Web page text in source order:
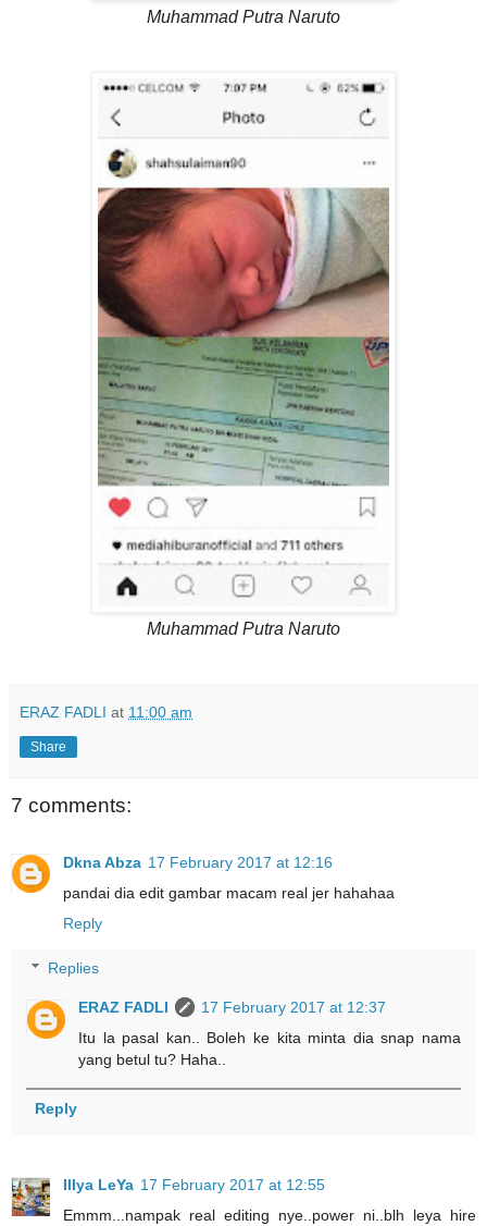
Muhammad Putra Naruto
Muhammad Putra Naruto
ERAZ FADLI at 11:00 am
Share
7 comments:
Dkna Abza 17 February 2017 at 12:16
pandai dia edit gambar macam real jer hahahaa
Reply
Replies
ERAZ FADLI
17 February 2017 at 12:37
Itu la pasal kan.. Boleh ke kita minta dia snap nama
yang betul tu? Haha..
Reply
Illya LeYa 17 February 2017 at 12:55
Emmm...nampak real editing nye..power ni..blh leya hire